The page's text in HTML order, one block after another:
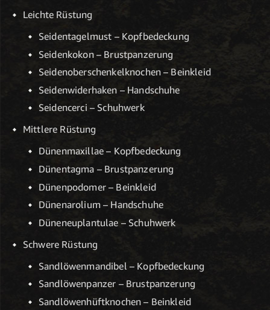
Leichte Rüstung
Seidentagelmust – Kopfbedeckung
Seidenkokon – Brustpanzerung
Seidenoberschenkelknochen – Beinkleid
Seidenwiderhaken – Handschuhe
Seidencerci – Schuhwerk
Mittlere Rüstung
Dünenmaxillae – Kopfbedeckung
Dünentagma – Brustpanzerung
Dünenpodomer – Beinkleid
Dünenarolium – Handschuhe
Düneneuplantulae – Schuhwerk
Schwere Rüstung
Sandlöwenmandibel – Kopfbedeckung
Sandlöwenpanzer – Brustpanzerung
Sandlöwenhüftknochen – Beinkleid